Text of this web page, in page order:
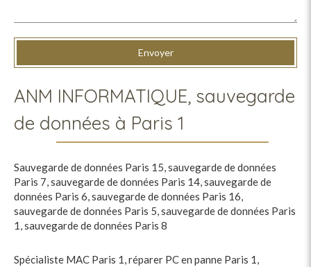
Envoyer
ANM INFORMATIQUE, sauvegarde
de données à Paris 1
Sauvegarde de données Paris 15,sauvegarde de données
Paris 7,sauvegarde de données Paris 14,sauvegarde de
données Paris 6,sauvegarde de données Paris 16,
sauvegarde de données Paris 5,sauvegarde de données Paris
1,sauvegarde de données Paris 8
Spécialiste MAC Paris 1,réparer PC en panne Paris 1,